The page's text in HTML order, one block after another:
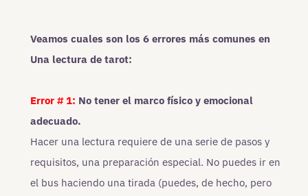
Veamos cuales son los 6 errores más comunes en
Una lectura de tarot:
Error # 1: No tener el marco físico y emocional
adecuado.
Hacer una lectura requiere de una serie de pasos y
requisitos, una preparación especial. No puedes ir en
el bus haciendo una tirada (puedes, de hecho, pero